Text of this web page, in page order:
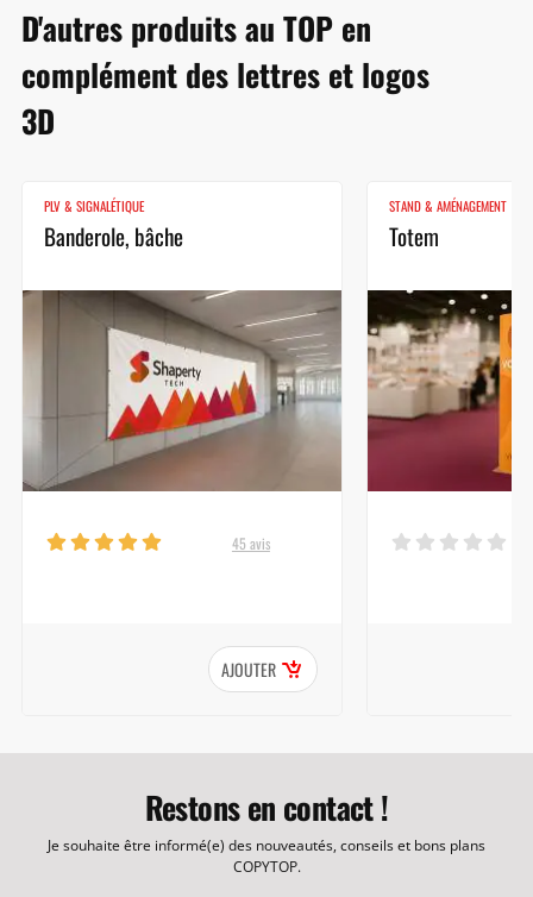
D'autres produits au TOP en
complément des lettres et logos
3D
PLV & SIGNALÉTIQUE
Banderole, bâche
45 avis
AJOUTER
STAND & AMÉNAGEMENT
Totem
Restons en contact !
Je souhaite être informé(e) des nouveautés, conseils et bons plans
COPYTOP.